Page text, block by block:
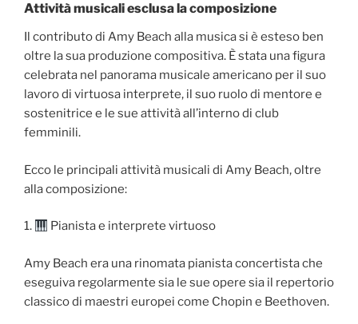
Attività musicali esclusa la composizione
Il contributo di Amy Beach alla musica si è esteso ben
oltre la sua produzione compositiva. È stata una figura
celebrata nel panorama musicale americano per il suo
lavoro di virtuosa interprete, il suo ruolo di mentore e
sostenitrice e le sue attività all’interno di club
femminili.
Ecco le principali attività musicali di Amy Beach, oltre
alla composizione:
1. Pianista e interprete virtuoso
Amy Beach era una rinomata pianista concertista che
eseguiva regolarmente sia le sue opere sia il repertorio
classico di maestri europei come Chopin e Beethoven.